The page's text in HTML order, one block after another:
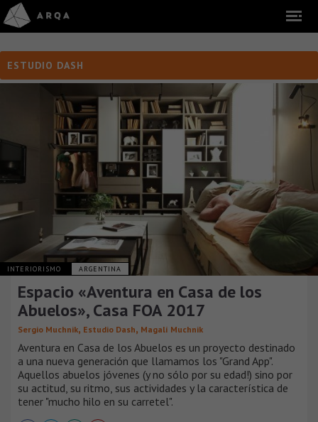
ESTUDIO DASH
INTERIORISMO ARGENTINA
Espacio «Aventura en Casa de los
Abuelos», Casa FOA 2017
Sergio Muchnik, Estudio Dash, Magalí Muchnik
Aventura en Casa de los Abuelos es un proyecto destinado
a una nueva generación que llamamos los "Grand App".
Aquellos abuelos jóvenes (y no sólo por su edad!) sino por
su actitud, su ritmo, sus actividades y la característica de
tener "mucho hilo en su carretel".